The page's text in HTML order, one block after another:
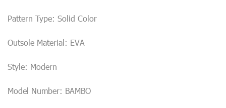
Pattern Type: Solid Color
Outsole Material: EVA
Style: Modern
Model Number: BAMBO